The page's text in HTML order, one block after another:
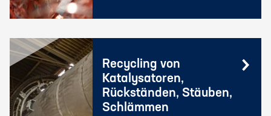
Recycling von
Katalysatoren,
Rückständen, Stäuben,
Schlämmen